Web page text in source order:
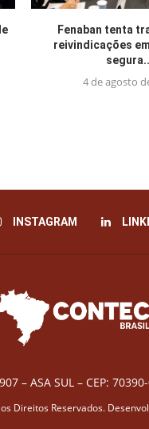
Fenaban tenta
reivindicações
4 de agosto
INSTAGRAM
– ASA SUL – CEP:
Direitos Reservados.